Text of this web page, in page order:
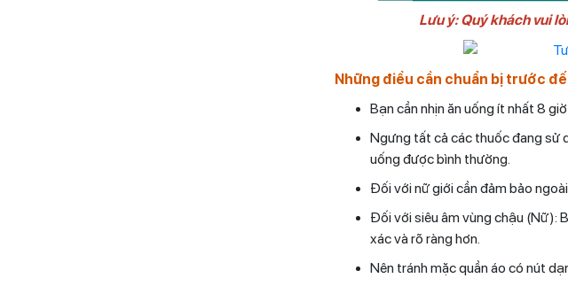
Lưu ý: Quý khách vui
Những điểu cần chuẩn bị trước
Bạn cần nhịn ăn uống ít nhất 8
Ngưng tất cả các thuốc đang sử
uống được bình thường.
Đối với nữ giới cần đảm bảo
Đối với siêu âm vùng chậu (Nữ):
xác và rõ ràng hơn.
Nên tránh mặc quần áo có nút